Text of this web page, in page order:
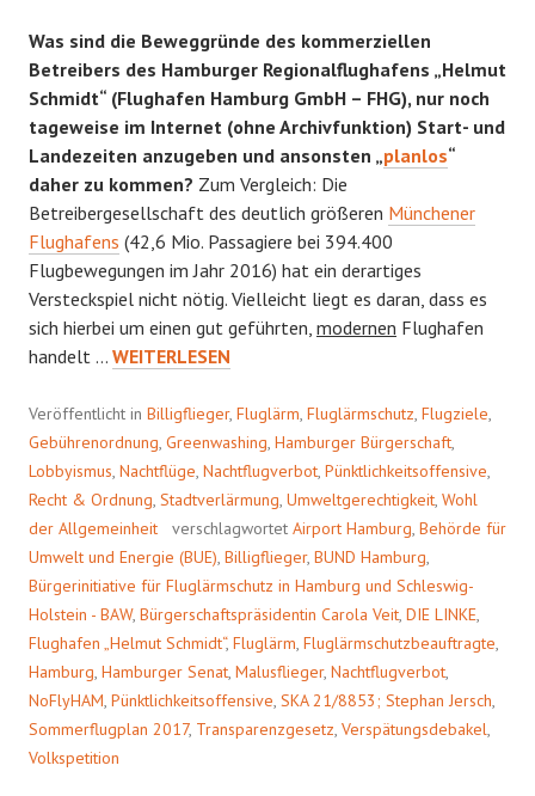
Was sind die Beweggründe des kommerziellen
Betreibers des Hamburger Regionalflughafens „Helmut
Schmidt“ (Flughafen Hamburg GmbH – FHG), nur noch
tageweise im Internet (ohne Archivfunktion) Start- und
Landezeiten anzugeben und ansonsten „planlos“
daher zu kommen? Zum Vergleich: Die
Betreibergesellschaft des deutlich größeren Münchener
Flughafens (42,6 Mio. Passagiere bei 394.400
Flugbewegungen im Jahr 2016) hat ein derartiges
Versteckspiel nicht nötig. Vielleicht liegt es daran, dass es
sich hierbei um einen gut geführten, modernen Flughafen
handelt … ERSATZFLUGPLAN
WEITERLESEN
Veröffentlicht in Billigflieger, Fluglärm Fluglärmschutz Flugziele
Gebührenordnung Greenwashing Hamburger Bürgerschaft
Lobbyismus Nachtflüge Nachtflugverbot Pünktlichkeitsoffensive
Recht & Ordnung Stadtverlärmung Umweltgerechtigkeit Wohl
der Allgemeinheit
verschlagwortet Airport Hamburg Behörde für
Umwelt und Energie (BUE) Billigflieger, BUND Hamburg
Bürgerinitiative für Fluglärmschutz in Hamburg und Schleswig-
Holstein - BAW, Bürgerschaftspräsidentin Carola Veit DIE LINKE
Flughafen „Helmut Schmidt“, Fluglärm Fluglärmschutzbeauftragte
Hamburg Hamburger Senat Malusflieger, Nachtflugverbot
NoFlyHAM Pünktlichkeitsoffensive SKA 21/8853; Stephan Jersch
Sommerflugplan 2017, Transparenzgesetz Verspätungsdebakel
Volkspetition